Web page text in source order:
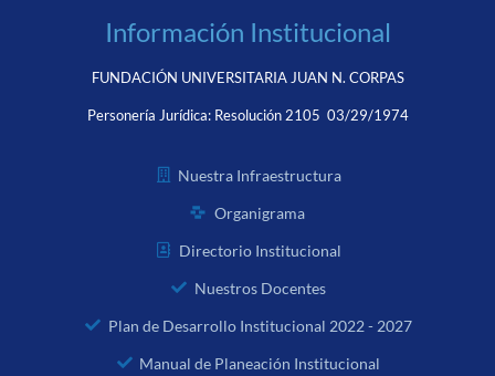
Información Institucional
FUNDACIÓN UNIVERSITARIA JUAN N. CORPAS
Personería Jurídica: Resolución 2105 03/29/1974
Nuestra Infraestructura
Organigrama
Directorio Institucional
Nuestros Docentes
Plan de Desarrollo Institucional 2022 - 2027
Manual de Planeación Institucional